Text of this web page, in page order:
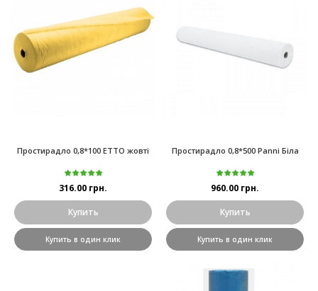
Простирадло 0,8*100 ETTO жовті
316.00 грн.
Купить
Купить в один клик
Простирадло 0,8*500 Panni Біла
960.00 грн.
Купить
Купить в один клик